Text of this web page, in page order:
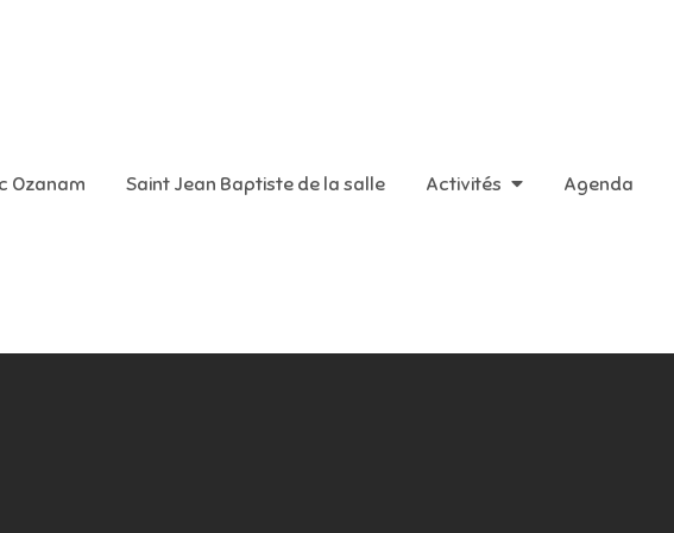
Ozanam Saint Jean Baptiste de la salle Activités Agenda